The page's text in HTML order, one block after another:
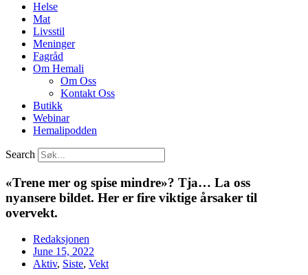
Helse
Mat
Livsstil
Meninger
Fagråd
Om Hemali
Om Oss
Kontakt Oss
Butikk
Webinar
Hemalipodden
Search
«Trene mer og spise mindre»? Tja… La oss
nyansere bildet. Her er fire viktige årsaker til
overvekt.
Redaksjonen
June 15, 2022
Aktiv, Siste, Vekt